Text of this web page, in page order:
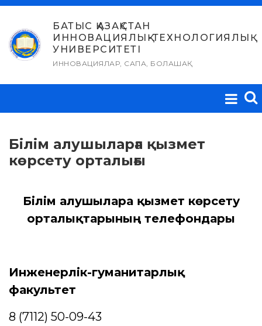
Skip
content
БАТЫС ҚАЗАҚСТАН
ИННОВАЦИЯЛЫҚ-ТЕХНОЛОГИЯЛЫҚ
УНИВЕРСИТЕТІ
ИННОВАЦИЯЛАР, САПА, БОЛАШАҚ
Білім алушыларға қызмет
көрсету орталығы
Білім алушыларға қызмет көрсету
орталықтарының телефондары
Инженерлік-гуманитарлық
факультет
8 (7112) 50-09-43